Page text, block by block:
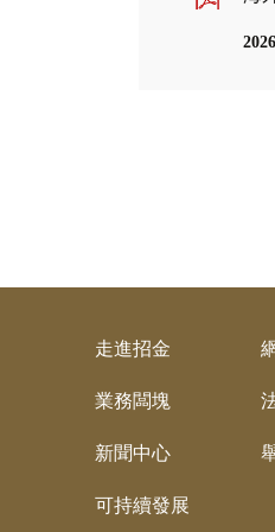
走進招金
業務闆塊
新聞中心
可持續發展